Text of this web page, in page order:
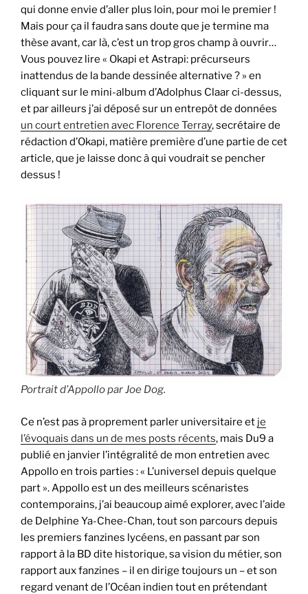
qui donne envie d’aller plus loin, pour moi le premier !
Mais pour ça il faudra sans doute que je termine ma
thèse avant, car là, c’est un trop gros champ à ouvrir…
Vous pouvez lire « Okapi et Astrapi: précurseurs
inattendus de la bande dessinée alternative ? » en
cliquant sur le mini-album d’Adolphus Claar ci-dessus,
et par ailleurs j’ai déposé sur un entrepôt de données
un court entretien avec Florence Terray, secrétaire de
rédaction d’Okapi, matière première d’une partie de cet
article, que je laisse donc à qui voudrait se pencher
dessus !
Portrait d’Appollo par Joe Dog.
Ce n’est pas à proprement parler universitaire et je
l’évoquais dans un de mes posts récents, mais Du9 a
publié en janvier l’intégralité de mon entretien avec
Appollo en trois parties : « L’universel depuis quelque
part ». Appollo est un des meilleurs scénaristes
contemporains, j’ai beaucoup aimé explorer, avec l’aide
de Delphine Ya-Chee-Chan, tout son parcours depuis
les premiers fanzines lycéens, en passant par son
rapport à la BD dite historique, sa vision du métier, son
rapport aux fanzines – il en dirige toujours un – et son
regard venant de l’Océan indien tout en prétendant